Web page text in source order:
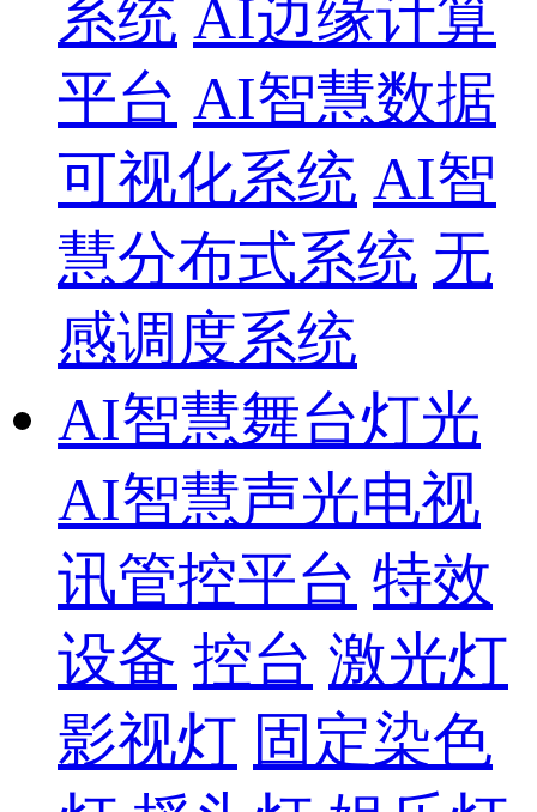
系统 AI边缘计算
平台 AI智慧数据
可视化系统 AI智
慧分布式系统 无
感调度系统
AI智慧舞台灯光
AI智慧声光电视
讯管控平台 特效
设备 控台 激光灯
影视灯 固定染色